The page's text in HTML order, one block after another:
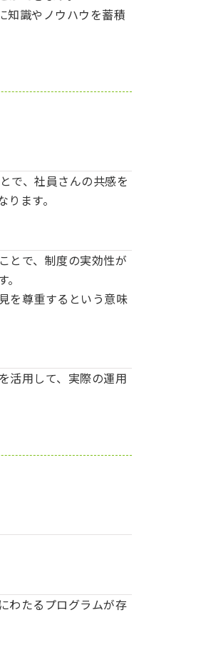
知識やノウハウを蓄積
で、社員さんの共感を
ます。
とで、制度の実効性が
を尊重するという意味
活用して、実際の運用
わたるプログラムが存